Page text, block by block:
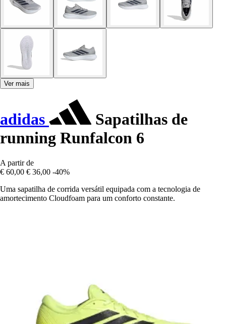
Ver mais
adidas
Sapatilhas de
running Runfalcon 6
A partir de
€ 60,00 € 36,00 -40%
Uma sapatilha de corrida versátil equipada com a tecnologia de
amortecimento Cloudfoam para um conforto constante.